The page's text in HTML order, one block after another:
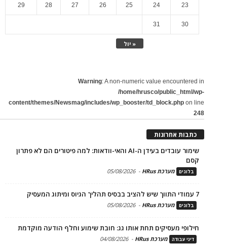
« יול
23
24
25
26
27
28
29
30
31
Warning: A non-numeric value encountered in
/home/hrusco/public_html/wp-
content/themes/Newsmag/includes/wp_booster/td_block.php on line
248
כתבות אחרונות
שימור עובדים בעידן ה-AI והאי-וודאות: למה פיטורים הם לא פתרון
קסם
בלוגים מערכת HRus -
05/08/2026
7 עמודי התווך שיש להציב בבסיס תהליך הגיוס ומיתוג המעסיק
בלוגים מערכת HRus -
05/08/2026
חילופי מעסיקים תחת אותו גג: חובת שימוע וחלף הודעה מוקדמת
דיני עבודה מערכת HRus -
04/08/2026